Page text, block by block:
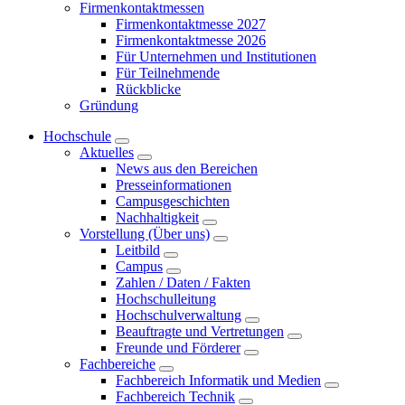
Firmenkontaktmessen
Firmenkontaktmesse 2027
Firmenkontaktmesse 2026
Für Unternehmen und Institutionen
Für Teilnehmende
Rückblicke
Gründung
Hochschule
Aktuelles
News aus den Bereichen
Presseinformationen
Campusgeschichten
Nachhaltigkeit
Vorstellung (Über uns)
Leitbild
Campus
Zahlen / Daten / Fakten
Hochschulleitung
Hochschulverwaltung
Beauftragte und Vertretungen
Freunde und Förderer
Fachbereiche
Fachbereich Informatik und Medien
Fachbereich Technik